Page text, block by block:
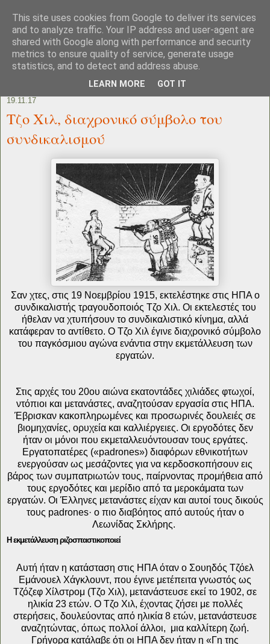
19.11.17
Τζο Χιλ, διαχρονικό σύμβολο του
συνδικαλισμού
Σαν χτες, στις 19 Νοεμβρίου 1915, εκτελέστηκε στις ΗΠΑ ο
συνδικαλιστής τραγουδοποιός Τζο Χιλ. Οι εκτελεστές του
ήθελαν να χτυπήσουν το συνδικαλιστικό κίνημα, αλλά
κατάφεραν το αντίθετο. Ο Τζο Χιλ έγινε διαχρονικό σύμβολο
του παγκόσμιου αγώνα ενάντια στην εκμετάλλευση των
εργατών.
Στις αρχές του 20ου αιώνα εκατοντάδες χιλιάδες φτωχοί,
ντόπιοι και μετανάστες, αναζητούσαν εργασία στις ΗΠΑ.
Έβρισκαν κακοπληρωμένες και προσωρινές δουλειές σε
βιομηχανίες, ορυχεία και καλλιέργειες. Οι εργοδότες δεν
ήταν οι μόνοι που εκμεταλλευόντουσαν τους εργάτες.
Εργατοπατέρες («padrones») διαφόρων εθνικοτήτων
ενεργούσαν ως μεσάζοντες για να κερδοσκοπήσουν εις
βάρος των συμπατριωτών τους, παίρνοντας προμήθεια από
τους εργοδότες και μερίδιο από τα μεροκάματα των
εργατών. Οι Έλληνες μετανάστες είχαν και αυτοί τους δικούς
τους padrones· ο πιο διαβόητος από αυτούς ήταν ο
Λεωνίδας Σκλήρης.
Η εκμετάλλευση ριζοσπαστικοποιεί
Αυτή ήταν η κατάσταση στις ΗΠΑ όταν ο Σουηδός Τζόελ
Εμάνουελ Χάγκλουντ, που έγινε μετέπειτα γνωστός ως
Τζόζεφ Χίλστρομ (Τζο Χιλ), μετανάστευσε εκεί το 1902, σε
ηλικία 23 ετών. Ο Τζο Χιλ, έχοντας ζήσει με πολλές
στερήσεις, δουλεύοντας από ηλικία 8 ετών, μετανάστευσε
αναζητώντας, όπως πολλοί άλλοι, μια καλλίτερη ζωή.
Γρήγορα κατάλαβε ότι οι ΗΠΑ δεν ήταν η «Γη της
This site uses cookies from Google to deliver its services
and to analyze traffic. Your IP address and user-agent are
shared with Google along with performance and security
metrics to ensure quality of service, generate usage
statistics, and to detect and address abuse.
LEARN MORE GOT IT